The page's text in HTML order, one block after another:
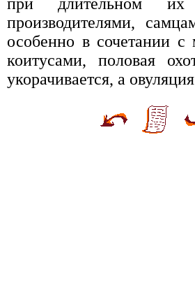
производителями,
особенно в сочетании с
коитусами, половая
укорачивается, а